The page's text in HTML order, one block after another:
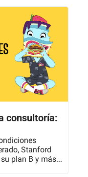
consultoría:
Stanford
plan B y más...